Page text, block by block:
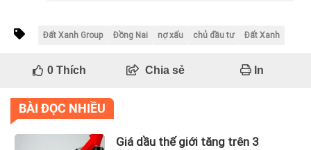
Đất Xanh Group Đồng Nai nợ xấu chủ đầu tư Đất Xanh
0Thích Chia sẻ In
BÀI ĐỌC NHIỀU
Giá dầu thế giới tăng trên 3